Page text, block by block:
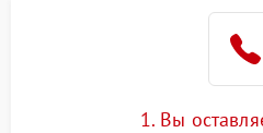
1. Вы